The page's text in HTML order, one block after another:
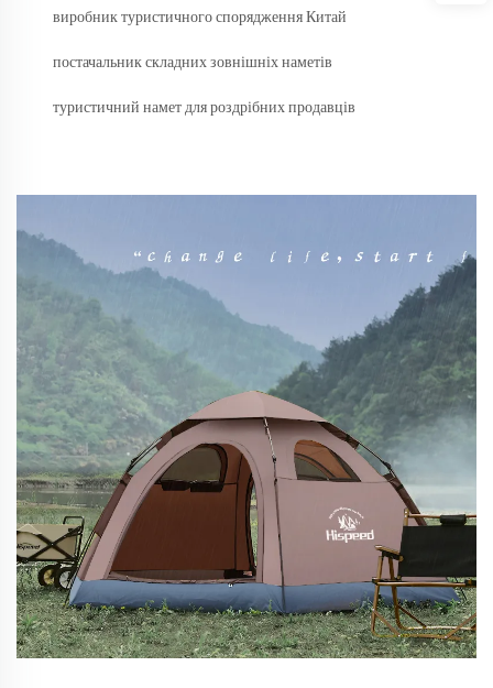
виробник туристичного спорядження Китай
постачальник складних зовнішніх наметів
туристичний намет для роздрібних продавців